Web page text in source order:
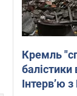
Кремль
балістики
Інтерв’ю